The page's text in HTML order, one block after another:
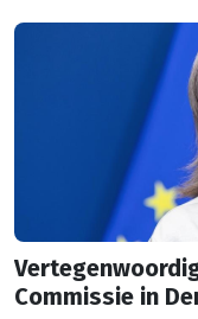
Commissie in